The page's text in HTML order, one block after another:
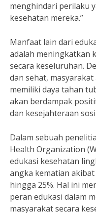
menghindari perilaku
kesehatan mereka.”
Manfaat lain dari
adalah meningkatkan
secara keseluruhan.
dan sehat,
memiliki daya tahan
akan berdampak
dan kesejahteraan
Dalam sebuah
Health Organization
edukasi kesehatan
angka kematian
hingga 25%. Hal ini
peran edukasi dalam
masyarakat secara